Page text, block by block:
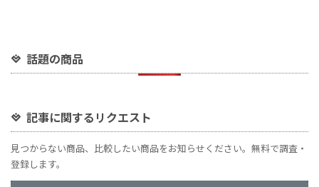
話題の商品
記事に関するリクエスト
見つからない商品、比較したい商品をお知らせください。無料で調査・
登録します。